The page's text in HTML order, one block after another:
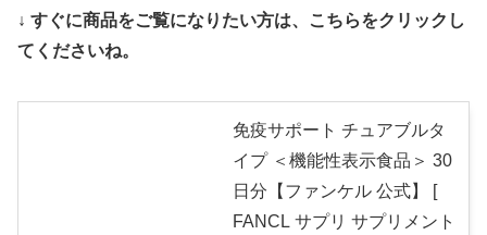
↓ すぐに商品をご覧になりたい方は、こちらをクリックし
てくださいね。
免疫サポート チュアブルタ
イプ ＜機能性表示食品＞ 30
日分【ファンケル 公式】 [
FANCL サプリ サプリメント